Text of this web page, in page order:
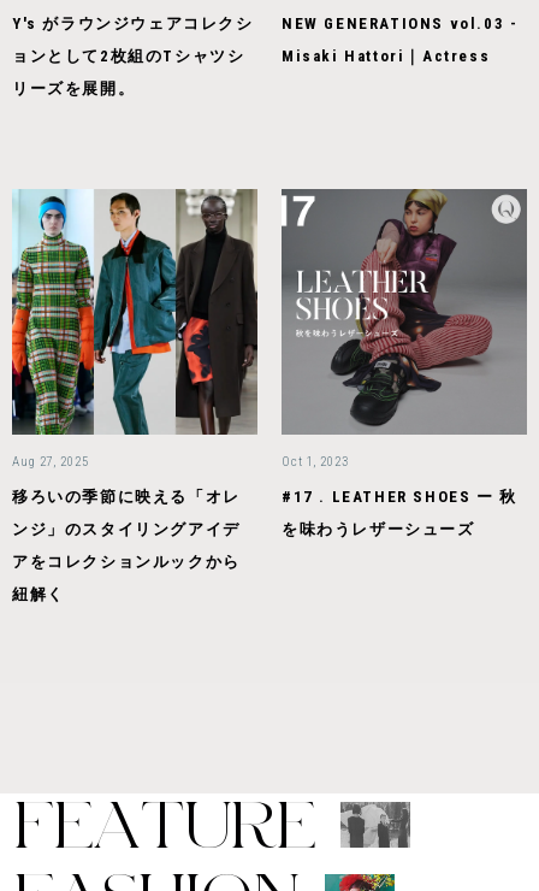
Y's がラウンジウェアコレクシ
ョンとして2枚組のTシャツシ
リーズを展開。
NEW GENERATIONS vol.03 -
Misaki Hattori｜Actress
Aug 27, 2025
移ろいの季節に映える「オレ
ンジ」のスタイリングアイデ
アをコレクションルックから
紐解く
Oct 1, 2023
#17 . LEATHER SHOES ー 秋
を味わうレザーシューズ
FEATURE